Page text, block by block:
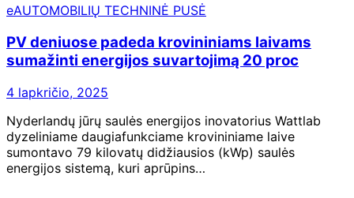
eAUTOMOBILIŲ TECHNINĖ PUSĖ
PV deniuose padeda krovininiams laivams
sumažinti energijos suvartojimą 20 proc
4 lapkričio, 2025
Nyderlandų jūrų saulės energijos inovatorius Wattlab
dyzeliniame daugiafunkciame krovininiame laive
sumontavo 79 kilovatų didžiausios (kWp) saulės
energijos sistemą, kuri aprūpins…